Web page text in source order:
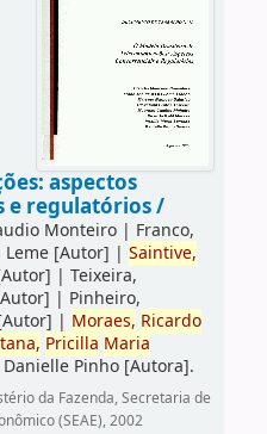
aspectos
e regulatórios /
Monteiro| Franco,
Leme[Autor] | Saintive,
| Teixeira,
| Pinheiro,
| Moraes, Ricardo
Pricilla Maria
Danielle Pinho[Autora].
da Fazenda, Secretaria de
(SEAE), 2002